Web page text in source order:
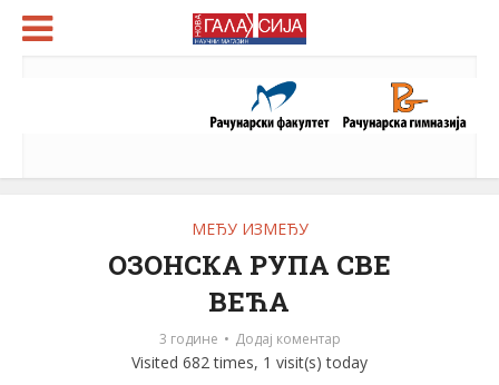
МЕЂУ ИЗМЕЂУ
ОЗОНСКА РУПА СВЕ
ВЕЋА
3 године Додај коментар
Visited 682 times, 1 visit(s) today